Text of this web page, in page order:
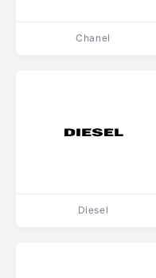
Chanel
Diesel